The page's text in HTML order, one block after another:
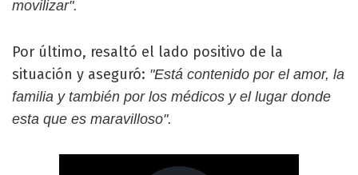
movilizar".
Por último, resaltó el lado positivo de la
situación y aseguró: "Está contenido por el amor, la
familia y también por los médicos y el lugar donde
esta que es maravilloso".